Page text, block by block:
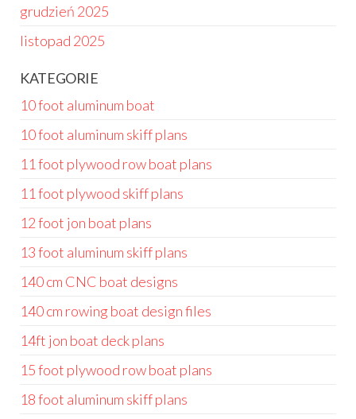
grudzień 2025
listopad 2025
KATEGORIE
10 foot aluminum boat
10 foot aluminum skiff plans
11 foot plywood row boat plans
11 foot plywood skiff plans
12 foot jon boat plans
13 foot aluminum skiff plans
140 cm CNC boat designs
140 cm rowing boat design files
14ft jon boat deck plans
15 foot plywood row boat plans
18 foot aluminum skiff plans